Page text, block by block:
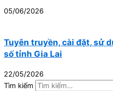
05/06/2026
Tuyên truyền, cài đặt, sử
số tỉnh Gia Lai
22/05/2026
Tìm kiếm